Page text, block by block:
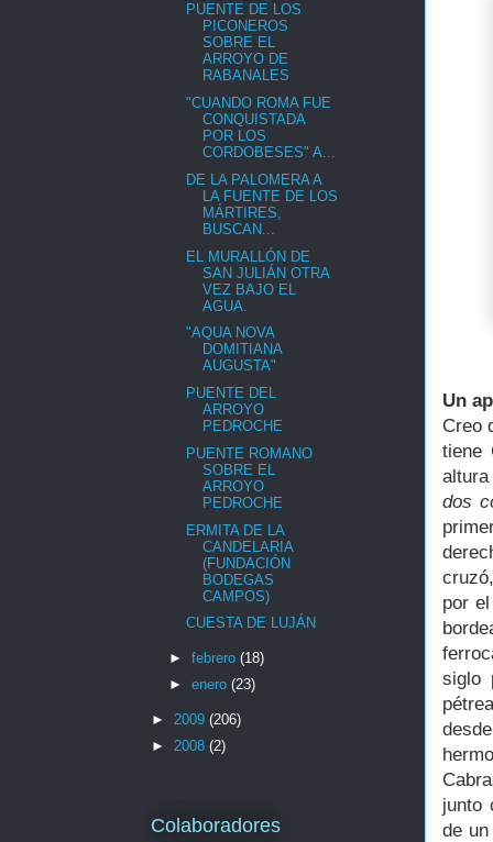
Un
Creo
tiene
dos
por
siglo
junto
de
PUENTE DE LOS
PICONEROS
SOBRE EL
ARROYO DE
RABANALES
"CUANDO ROMA FUE
CONQUISTADA
POR LOS
CORDOBESES" A...
DE LA PALOMERA A
LA FUENTE DE LOS
MÁRTIRES,
BUSCAN...
EL MURALLÓN DE
SAN JULIÁN OTRA
VEZ BAJO EL
AGUA.
"AQUA NOVA
DOMITIANA
AUGUSTA"
PUENTE DEL
ARROYO
PEDROCHE
PUENTE ROMANO
SOBRE EL
ARROYO
PEDROCHE
ERMITA DE LA
CANDELARIA
(FUNDACIÓN
BODEGAS
CAMPOS)
CUESTA DE LUJÁN
► febrero (18)
► enero (23)
► 2009 (206)
► 2008 (2)
Colaboradores